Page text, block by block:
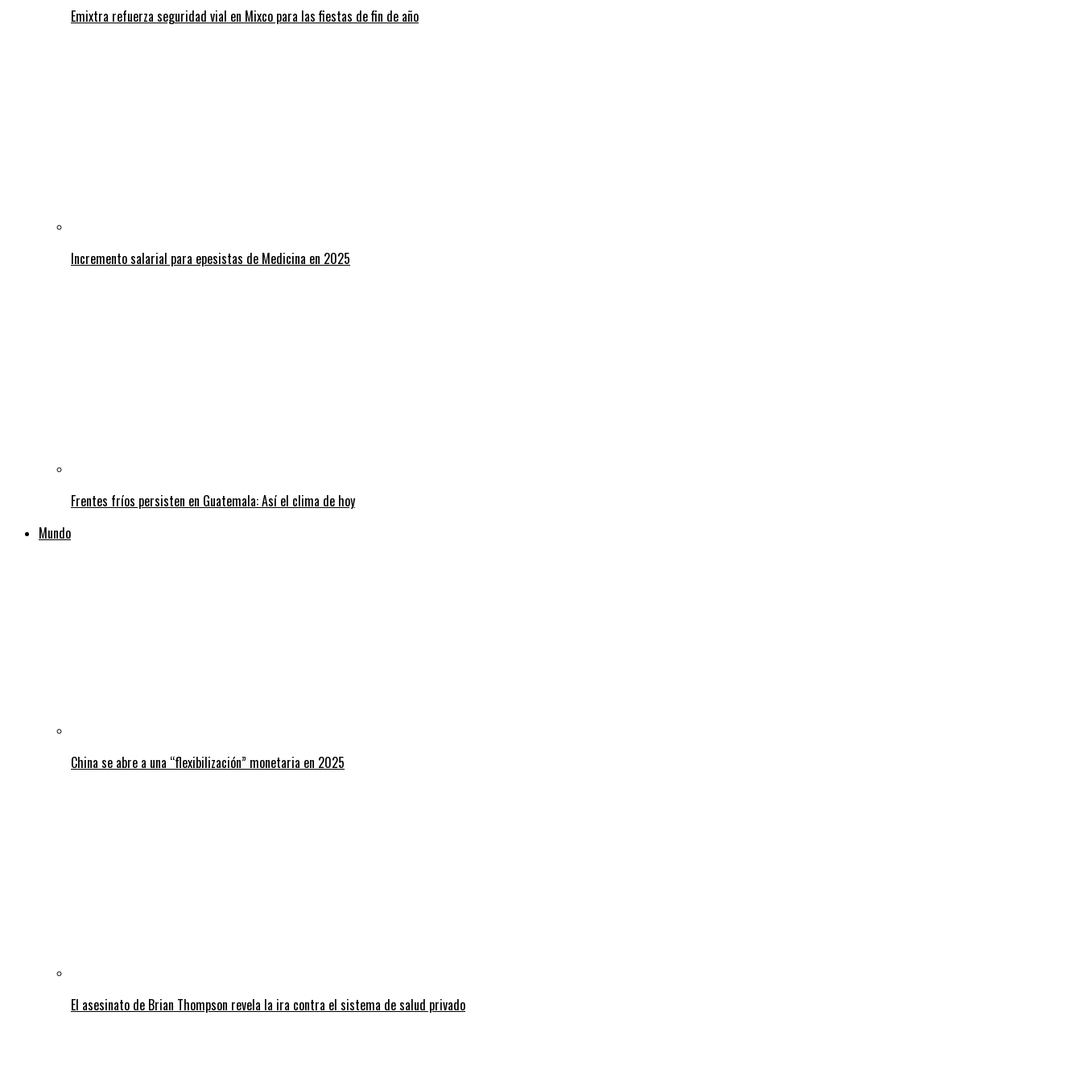
Emixtra refuerza seguridad vial en Mixco para las fiestas de fin de año
Incremento salarial para epesistas de Medicina en 2025
Frentes fríos persisten en Guatemala: Así el clima de hoy
Mundo
China se abre a una “flexibilización” monetaria en 2025
El asesinato de Brian Thompson revela la ira contra el sistema de salud privado